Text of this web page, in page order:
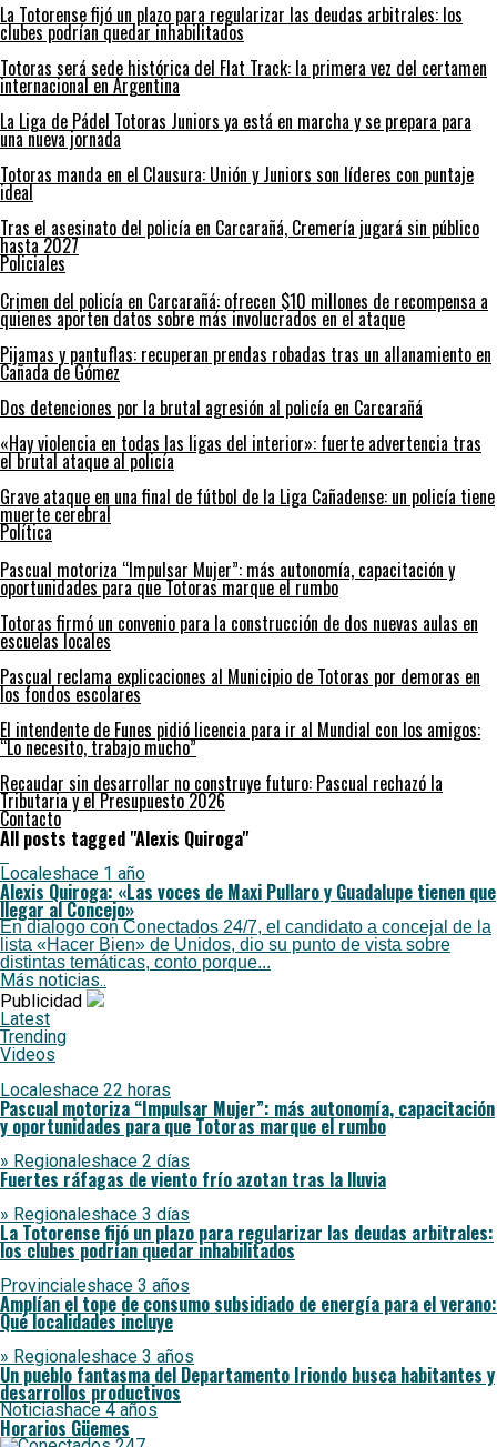
La Totorense fijó un plazo para regularizar las deudas arbitrales: los
clubes podrían quedar inhabilitados
Totoras será sede histórica del Flat Track: la primera vez del certamen
internacional en Argentina
La Liga de Pádel Totoras Juniors ya está en marcha y se prepara para
una nueva jornada
Totoras manda en el Clausura: Unión y Juniors son líderes con puntaje
ideal
Tras el asesinato del policía en Carcarañá, Cremería jugará sin público
hasta 2027
Policiales
Crimen del policía en Carcarañá: ofrecen $10 millones de recompensa a
quienes aporten datos sobre más involucrados en el ataque
Pijamas y pantuflas: recuperan prendas robadas tras un allanamiento en
Cañada de Gómez
Dos detenciones por la brutal agresión al policía en Carcarañá
«Hay violencia en todas las ligas del interior»: fuerte advertencia tras
el brutal ataque al policía
Grave ataque en una final de fútbol de la Liga Cañadense: un policía tiene
muerte cerebral
Política
Pascual motoriza “Impulsar Mujer”: más autonomía, capacitación y
oportunidades para que Totoras marque el rumbo
Totoras firmó un convenio para la construcción de dos nuevas aulas en
escuelas locales
Pascual reclama explicaciones al Municipio de Totoras por demoras en
los fondos escolares
El intendente de Funes pidió licencia para ir al Mundial con los amigos:
“Lo necesito, trabajo mucho”
Recaudar sin desarrollar no construye futuro: Pascual rechazó la
Tributaria y el Presupuesto 2026
Contacto
All posts tagged "Alexis Quiroga"
Localeshace 1 año
Alexis Quiroga: «Las voces de Maxi Pullaro y Guadalupe tienen que
llegar al Concejo»
En dialogo con Conectados 24/7, el candidato a concejal de la
lista «Hacer Bien» de Unidos, dio su punto de vista sobre
distintas temáticas, conto porque...
Más noticias..
Publicidad
Latest
Trending
Videos
Localeshace 22 horas
Pascual motoriza “Impulsar Mujer”: más autonomía, capacitación
y oportunidades para que Totoras marque el rumbo
» Regionaleshace 2 días
Fuertes ráfagas de viento frío azotan tras la lluvia
» Regionaleshace 3 días
La Totorense fijó un plazo para regularizar las deudas arbitrales:
los clubes podrían quedar inhabilitados
Provincialeshace 3 años
Amplían el tope de consumo subsidiado de energía para el verano:
Qué localidades incluye
» Regionaleshace 3 años
Un pueblo fantasma del Departamento Iriondo busca habitantes y
desarrollos productivos
Noticiashace 4 años
Horarios Güemes